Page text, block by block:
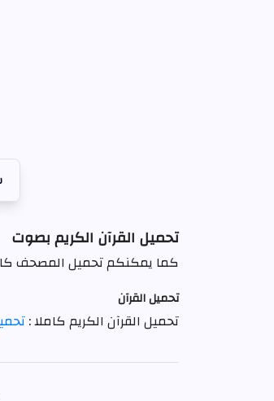
تحميل القرآن الكريم بصوت
كما يمكنكم تحميل المصحف
تحميل القرآن
تحميل القرآن الكريم كاملا :